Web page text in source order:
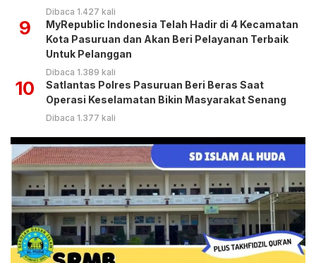
Dibaca 1.427 kali
9
MyRepublic Indonesia Telah Hadir di 4 Kecamatan
Kota Pasuruan dan Akan Beri Pelayanan Terbaik
Untuk Pelanggan
Dibaca 1.389 kali
10
Satlantas Polres Pasuruan Beri Beras Saat
Operasi Keselamatan Bikin Masyarakat Senang
Dibaca 1.377 kali